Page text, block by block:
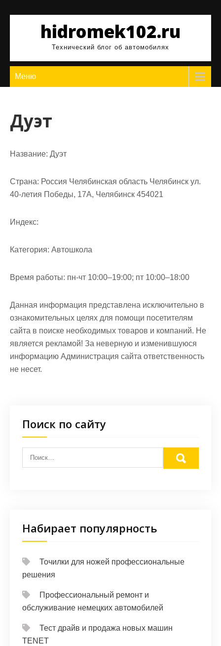
содержимомуhidromek102.ru
Технический блог об автомобилях
Меню
Дуэт
Название: Дуэт
Страна: Россия Челябинская область Челябинск ул.
40-летия Победы, 17А, Челябинск 454021
Индекс:
Категория: Автошкола
Время работы: пн-чт 10:00–19:00; пт 10:00–18:00
Данная информация представлена исключительно в
ознакомительных целях для помощи посетителям
сайта в поиске необходимых товаров и компаний. Не
является рекламой! За неверную и изменившуюся
информацию Администрация сайта ответственность
не несет.
Поиск по сайту
Набирает популярность
Точилки для ножей профессиональные
решения
Профессиональный ремонт и
обслуживание немецких автомобилей
Тест драйв и продажа новых машин
TENET